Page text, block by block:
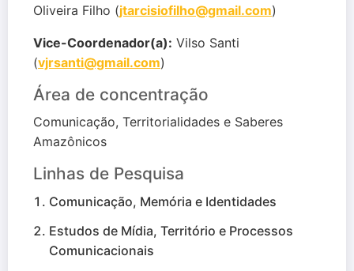
Oliveira Filho (jtarcisiofilho@gmail.com)
Vice-Coordenador(a): Vilso Santi
(vjrsanti@gmail.com)
Área de concentração
Comunicação, Territorialidades e Saberes
Amazônicos
Linhas de Pesquisa
Comunicação, Memória e Identidades
Estudos de Mídia, Território e Processos
Comunicacionais